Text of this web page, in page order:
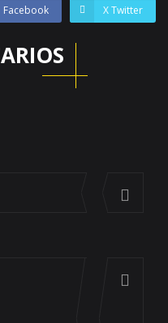
Facebook X Twitter